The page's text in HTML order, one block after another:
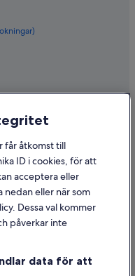
får åtkomst till
ID i cookies, för att
acceptera eller
nedan eller när som
Dessa val kommer
påverkar inte
data för att